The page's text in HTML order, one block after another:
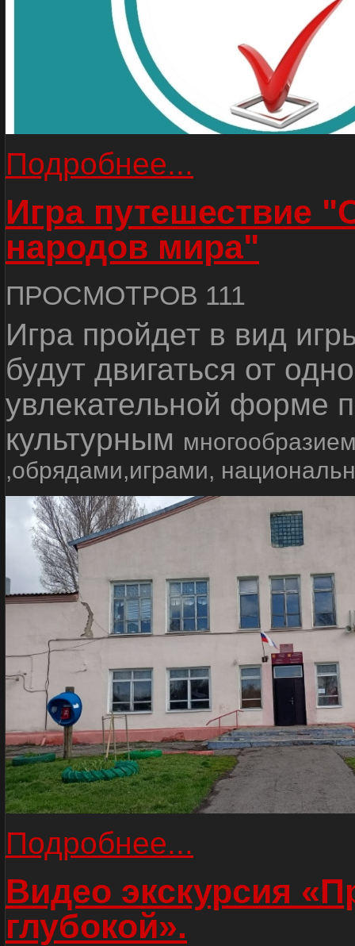
Подробнее...
Игра путешествие
народов мира"
ПРОСМОТРОВ 111
Игра пройдет в вид
будут двигаться от
увлекательной форме
культурным
,обрядами,играми,
Подробнее...
Видео экскурсия
глубокой».